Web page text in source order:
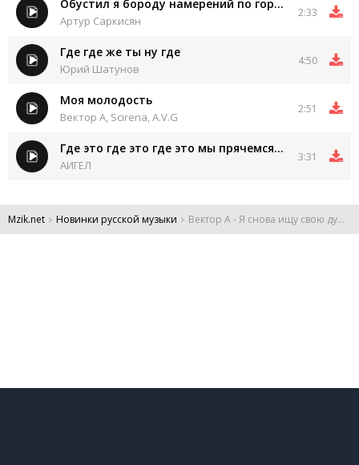
Обустил я бороду намерений по городу
Артур Саркисян
2:33
Где где же ты ну где
Юрий Шатунов
4:50
Моя молодость
Вектор A, Scirena, A.V.G
2:51
Где это где это где это мы прячемся моя любовь
АИГЕЛ
3:31
Mzik.net Новинки русской музыки Вектор А - Я снова ищу свою душу ищу свои мысли